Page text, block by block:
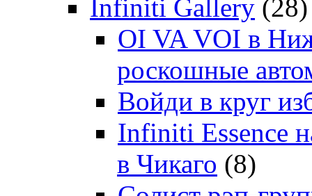
Infiniti Gallery (28)
OI VA VOI в
роскошные
Войди в круг
Infiniti Essence
в Чикаго (8)